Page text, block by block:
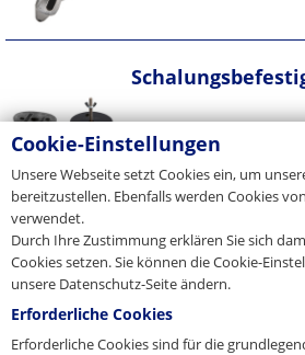
Cookie-Einstellungen
Unsere Webseite setzt Cookies ein, um
bereitzustellen. Ebenfalls werden Cookies
verwendet.
Durch Ihre Zustimmung erklären Sie sich
Cookies setzen. Sie können die Cookie-
unsere Datenschutz-Seite ändern.
Erforderliche Cookies
Erforderliche Cookies sind für die